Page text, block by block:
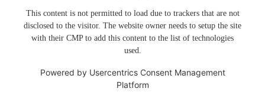
This content is not permitted to load due to trackers that are not
disclosed to the visitor. The website owner needs to setup the site
with their CMP to add this content to the list of technologies
used.
Powered by Usercentrics Consent Management
Platform